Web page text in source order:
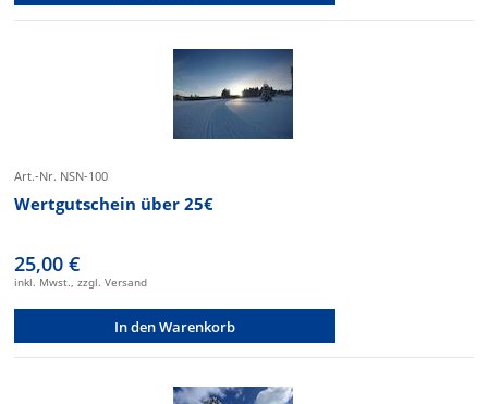
Art.-Nr. NSN-100
Wertgutschein über 25€
25,00 €
inkl. Mwst., zzgl. Versand
In den Warenkorb